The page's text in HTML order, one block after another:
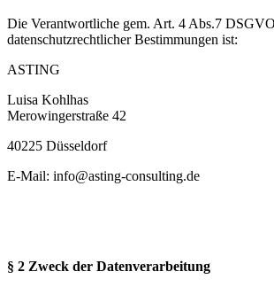
Die Verantwortliche gem. Art. 4 Abs.7
datenschutzrechtlicher Bestimmungen ist:
ASTING
Luisa Kohlhas
Merowingerstraße 42
40225 Düsseldorf
E-Mail: info@asting-consulting.de
§ 2 Zweck der Datenverarbeitung